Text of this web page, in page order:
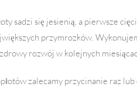
sadzi się jesienią, a pierwsze
przymrozków.
rozwój w kolejnych
zalecamy przycinanie raz